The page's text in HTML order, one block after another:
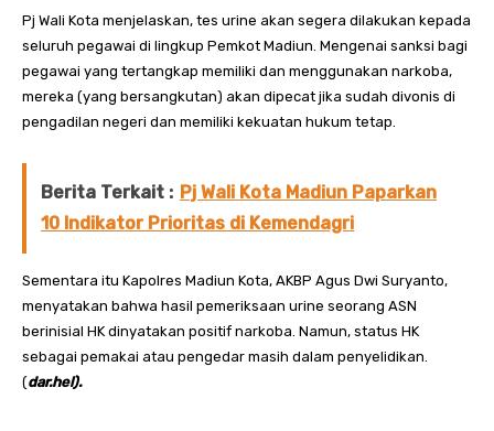
Pj Wali Kota menjelaskan, tes urine akan segera dilakukan kepada
seluruh pegawai di lingkup Pemkot Madiun. Mengenai sanksi bagi
pegawai yang tertangkap memiliki dan menggunakan narkoba,
mereka (yang bersangkutan) akan dipecat jika sudah divonis di
pengadilan negeri dan memiliki kekuatan hukum tetap.
Berita Terkait : Pj Wali Kota Madiun Paparkan
10 Indikator Prioritas di Kemendagri
Sementara itu Kapolres Madiun Kota, AKBP Agus Dwi Suryanto,
menyatakan bahwa hasil pemeriksaan urine seorang ASN
berinisial HK dinyatakan positif narkoba. Namun, status HK
sebagai pemakai atau pengedar masih dalam penyelidikan.
(dar.hel).